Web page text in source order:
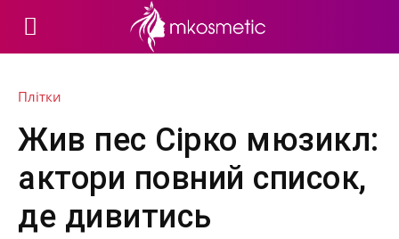
Плітки
Жив пес Сірко мюзикл:
актори повний список,
де дивитись